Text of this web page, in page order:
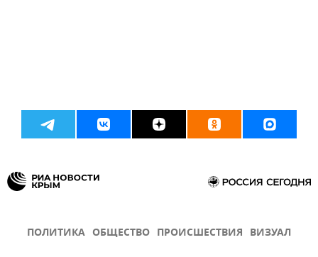
ПОЛИТИКА ОБЩЕСТВО ПРОИСШЕСТВИЯ ВИЗУАЛ